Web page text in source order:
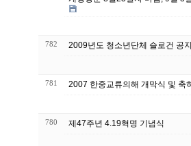
782 2009년도 청소년단체 슬로건 공
781 2007 한중교류의해 개막식 및 축
780 제47주년 4.19혁명 기념식